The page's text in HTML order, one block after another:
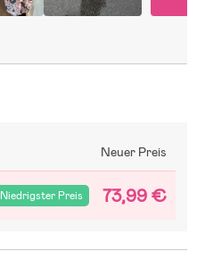
Neuer Preis
Niedrigster Preis 73,99 €